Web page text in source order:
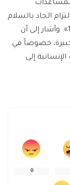
الجاد بالسلام
الدائم على أساس حل الدولتين وفق حدود 1967». وأشار إلى أن
خصوصاً في
إلى
0